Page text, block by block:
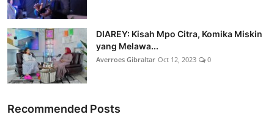
DIAREY: Kisah Mpo Citra, Komika Miskin
yang Melawa...
Averroes Gibraltar Oct 12, 2023 0
Recommended Posts